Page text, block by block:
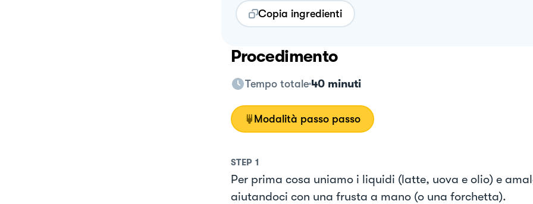
Copia ingredienti
Procedimento
Tempo totale 40 minuti
Modalità passo passo
STEP 1
Per prima cosa uniamo i liquidi (latte, uova e olio) e
aiutandoci con una frusta a mano (o una forchetta).